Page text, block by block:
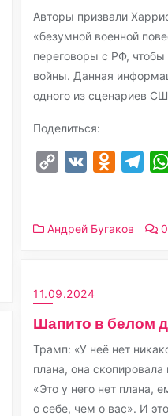
Авторы призвали
«безумной военной
переговоры с РФ,
войны. Данная
одного из сценариев
Поделиться:
Copy
VK
Андрей Бугаков 0
11.09.2024
Шапито в белом
Трамп: «У неё нет
плана, она
«Это у него нет плана,
о себе, чем о вас». И